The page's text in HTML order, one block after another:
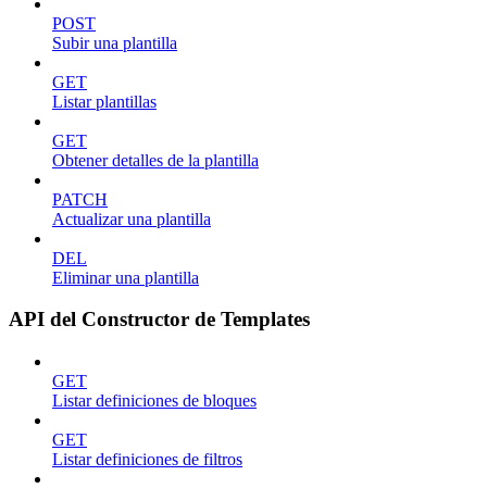
POST
Subir una plantilla
GET
Listar plantillas
GET
Obtener detalles de la plantilla
PATCH
Actualizar una plantilla
DEL
Eliminar una plantilla
API del Constructor de Templates
GET
Listar definiciones de bloques
GET
Listar definiciones de filtros